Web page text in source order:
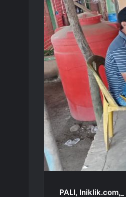
PALI, Iniklik.com,_